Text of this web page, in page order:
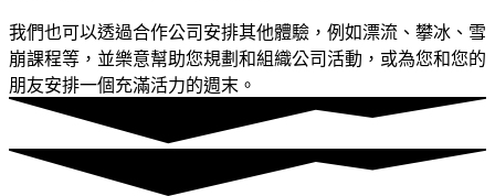
我們也可以透過合作公司安排其他體驗，例如漂流、攀冰、雪
崩課程等，並樂意幫助您規劃和組織公司活動，或為您和您的
朋友安排一個充滿活力的週末。